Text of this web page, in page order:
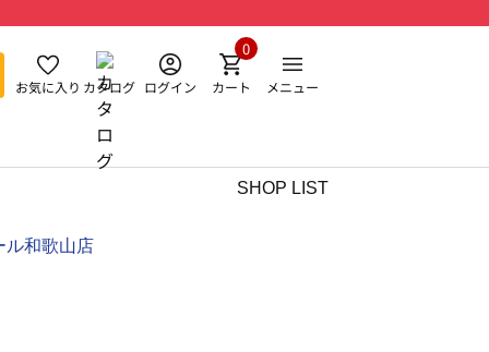
お気に入り カタログ ログイン カート
0
メニュー
SHOP LIST
ル和歌山店